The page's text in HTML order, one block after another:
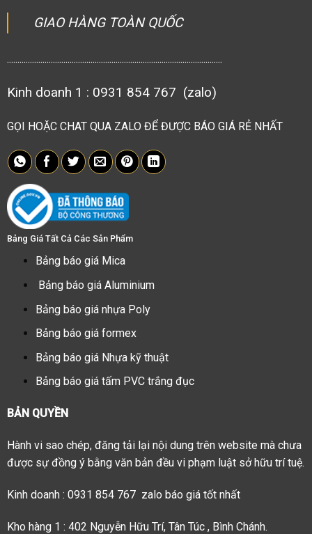
GIAO HÀNG TOÀN QUỐC
.......................................................................................................
Kinh doanh 1 : 0931 854 767 (zalo)
GỌI HOẶC CHAT QUA ZALO ĐỂ ĐƯỢC BÁO GIÁ RẺ NHẤT
Bảng Giá Tất Cả Các Sản Phẩm
Bảng báo giá Mica
Bảng báo giá Aluminium
Bảng báo giá nhựa Poly
Bảng báo giá formex
Bảng báo giá Nhựa kỹ thuật
Bảng báo giá tấm PVC trắng đục
BẢN QUYỀN
Hành vi sao chép, đăng tải lại nội dung trên website mà chưa
được sự đồng ý bằng văn bản đều vi phạm luật sở hữu trí tuệ.
Kinh doanh : 0931 854 767 zalo báo giá tốt nhất
Kho hàng 1 : 402 Nguyễn Hữu Trí, Tân Túc , Bình Chánh.